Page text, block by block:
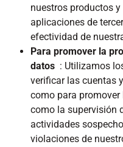
nuestros productos
aplicaciones de
efectividad de
Para promover la
datos : Utilizamos
verificar las cuentas
como para
como la supervisión
actividades
violaciones de